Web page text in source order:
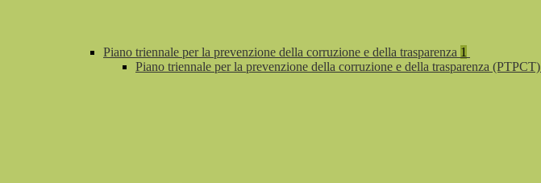
Piano triennale per la prevenzione della corruzione e della trasparenza 1
Piano triennale per la prevenzione della corruzione e della trasparenza (PTPCT)